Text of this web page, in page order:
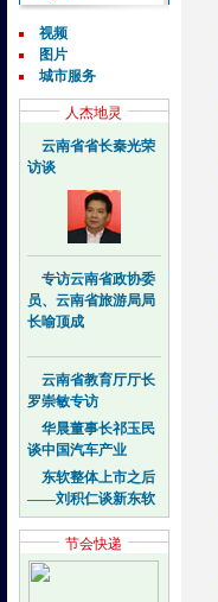
视频
图片
城市服务
人杰地灵
云南省省长秦光荣
访谈
专访云南省政协委
员、云南省旅游局局
长喻顶成
云南省教育厅厅长
罗崇敏专访
华晨董事长祁玉民
谈中国汽车产业
东软整体上市之后
——刘积仁谈新东软
节会快递